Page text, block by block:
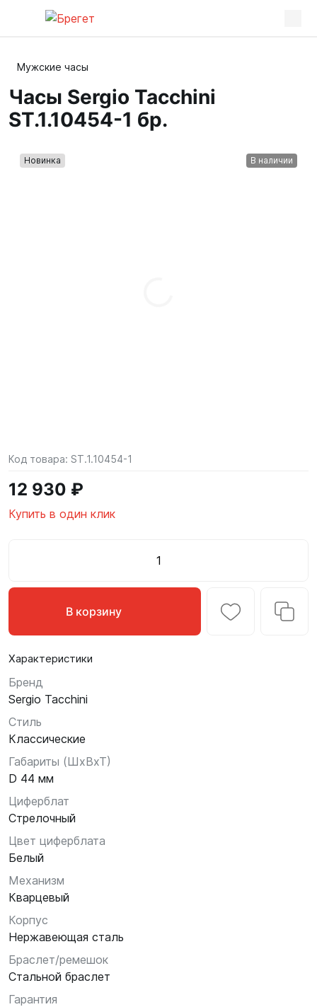
Мужские часы
Часы Sergio Tacchini
ST.1.10454-1 бр.
Новинка В наличии
Код товара: ST.1.10454-1
12 930 ₽
Купить в один клик
В корзину
Характеристики
Бренд
Sergio Tacchini
Стиль
Классические
Габариты (ШхВхТ)
D 44 мм
Циферблат
Стрелочный
Цвет циферблата
Белый
Механизм
Кварцевый
Корпус
Нержавеющая сталь
Браслет/ремешок
Стальной браслет
Гарантия